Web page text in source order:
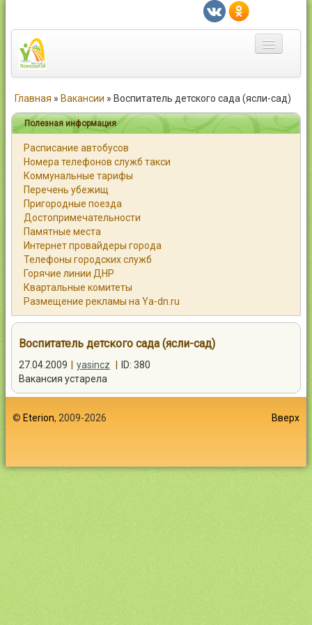
Город
Статьи
Каталог
Справочник
Работа
Объявления
Помощь
Контакты
Главная » Вакансии » Воспитатель детского сада (ясли-сад)
Полезная информация
Расписание автобусов
Номера телефонов служб такси
Коммунальные тарифы
Перечень убежищ
Пригородные поезда
Достопримечательности
Памятные места
Интернет провайдеры города
Телефоны городских служб
Горячие линии ДНР
Квартальные комитеты
Размещение рекламы на Ya-dn.ru
Воспитатель детского сада (ясли-сад)
27.04.2009 yasincz
ID: 380
Вакансия устарела
© Eterion, 2009-2026 Вверх